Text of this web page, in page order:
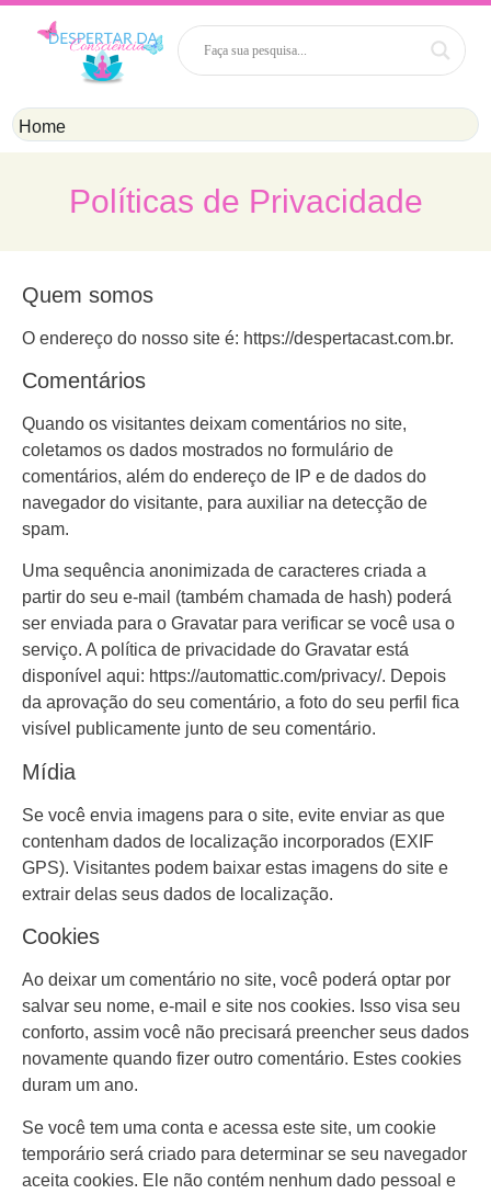
Home
Políticas de Privacidade
Quem somos
O endereço do nosso site é: https://despertacast.com.br.
Comentários
Quando os visitantes deixam comentários no site,
coletamos os dados mostrados no formulário de
comentários, além do endereço de IP e de dados do
navegador do visitante, para auxiliar na detecção de
spam.
Uma sequência anonimizada de caracteres criada a
partir do seu e-mail (também chamada de hash) poderá
ser enviada para o Gravatar para verificar se você usa o
serviço. A política de privacidade do Gravatar está
disponível aqui: https://automattic.com/privacy/. Depois
da aprovação do seu comentário, a foto do seu perfil fica
visível publicamente junto de seu comentário.
Mídia
Se você envia imagens para o site, evite enviar as que
contenham dados de localização incorporados (EXIF
GPS). Visitantes podem baixar estas imagens do site e
extrair delas seus dados de localização.
Cookies
Ao deixar um comentário no site, você poderá optar por
salvar seu nome, e-mail e site nos cookies. Isso visa seu
conforto, assim você não precisará preencher seus dados
novamente quando fizer outro comentário. Estes cookies
duram um ano.
Se você tem uma conta e acessa este site, um cookie
temporário será criado para determinar se seu navegador
aceita cookies. Ele não contém nenhum dado pessoal e